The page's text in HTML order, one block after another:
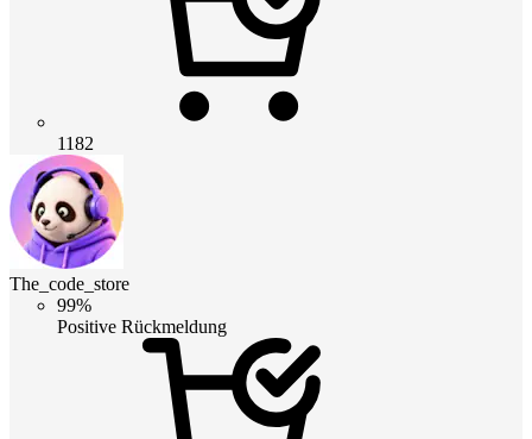
1182
The_code_store
99%
Positive Rückmeldung